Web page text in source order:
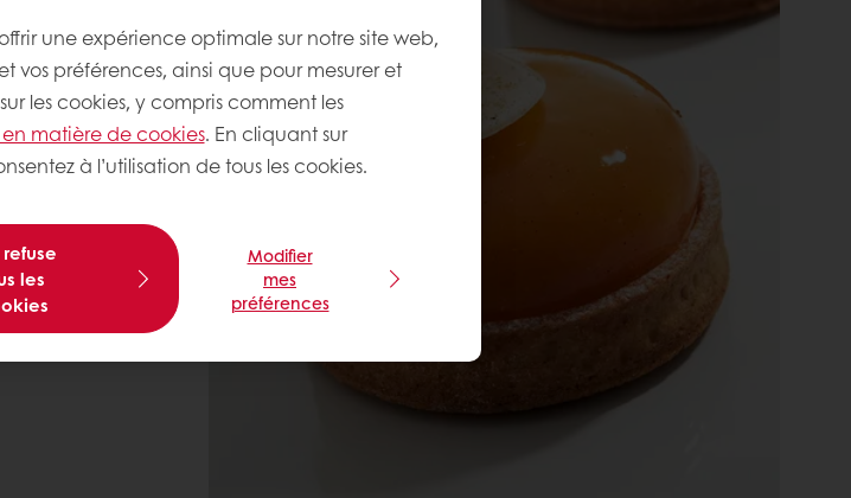
une expérience optimale sur notre site web,
vos préférences, ainsi que pour mesurer et
les cookies, y compris comment les
matière de cookies. En cliquant sur
à l’utilisation de tous les cookies.
les
Modifier
mes
préférences